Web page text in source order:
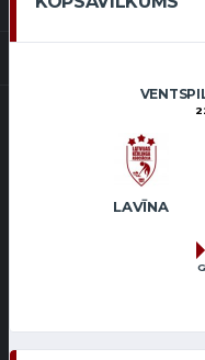
LAVĪNA